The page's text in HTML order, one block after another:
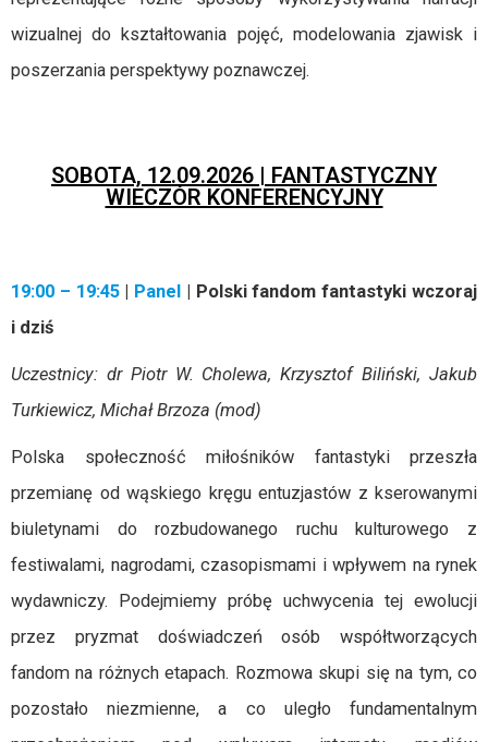
wizualnej do kształtowania pojęć, modelowania zjawisk i
poszerzania perspektywy poznawczej.
SOBOTA, 12.09.2026 | FANTASTYCZNY
WIECZÓR KONFERENCYJNY
19:00 – 19:45| Panel | Polski fandom fantastyki wczoraj
i dziś
Uczestnicy: dr Piotr W. Cholewa, Krzysztof Biliński, Jakub
Turkiewicz, Michał Brzoza (mod)
Polska społeczność miłośników fantastyki przeszła
przemianę od wąskiego kręgu entuzjastów z kserowanymi
biuletynami do rozbudowanego ruchu kulturowego z
festiwalami, nagrodami, czasopismami i wpływem na rynek
wydawniczy. Podejmiemy próbę uchwycenia tej ewolucji
przez pryzmat doświadczeń osób współtworzących
fandom na różnych etapach. Rozmowa skupi się na tym, co
pozostało niezmienne, a co uległo fundamentalnym